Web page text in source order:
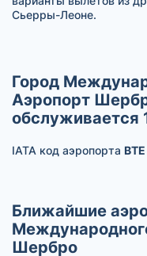
Сьерры-Леоне.
Город
Аэропорт
обслуживается
IATA код аэропорта BTE
Ближайшие
Шербро